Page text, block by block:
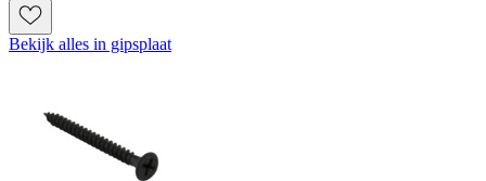
Bekijk alles in gipsplaat